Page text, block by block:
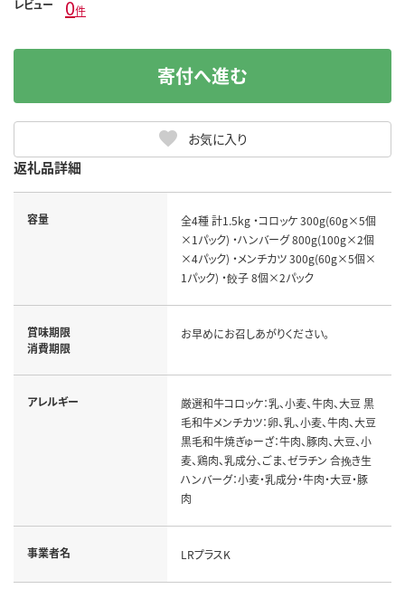
レビュー 0件
お気に入り
寄付へ進む
返礼品詳細
容量
全4種 計1.5kg ・コロッケ 300g(60g×5個
×1パック) ・ハンバーグ 800g(100g×2個
×4パック) ・メンチカツ 300g(60g×5個×
1パック) ・餃子 8個×2パック
賞味期限
消費期限
お早めにお召しあがりください。
アレルギー
厳選和牛コロッケ：乳、小麦、牛肉、大豆 黒
毛和牛メンチカツ：卵、乳、小麦、牛肉、大豆
黒毛和牛焼ぎゅーざ：牛肉、豚肉、大豆、小
麦、鶏肉、乳成分、ごま、ゼラチン 合挽き生
ハンバーグ：小麦・乳成分・牛肉・大豆・豚
肉
事業者名 LRプラスK